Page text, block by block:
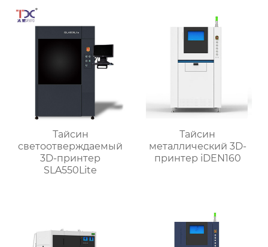
Тайсин
светоотверждаемый
3D-принтер
SLA550Lite
Тайсин
металлический 3D-
принтер iDEN160